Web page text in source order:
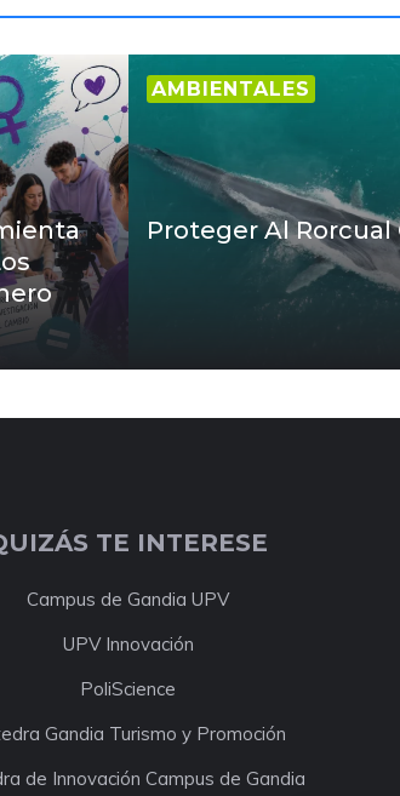
AMBIENTALES
Proteger Al
TE INTERESE
Campus de Gandia UPV
UPV Innovación
PoliScience
Gandia Turismo y Promoción
de Innovación Campus de Gandia